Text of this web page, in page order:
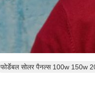
फोर्डेबल सोलर पैनल्स 100w 150w